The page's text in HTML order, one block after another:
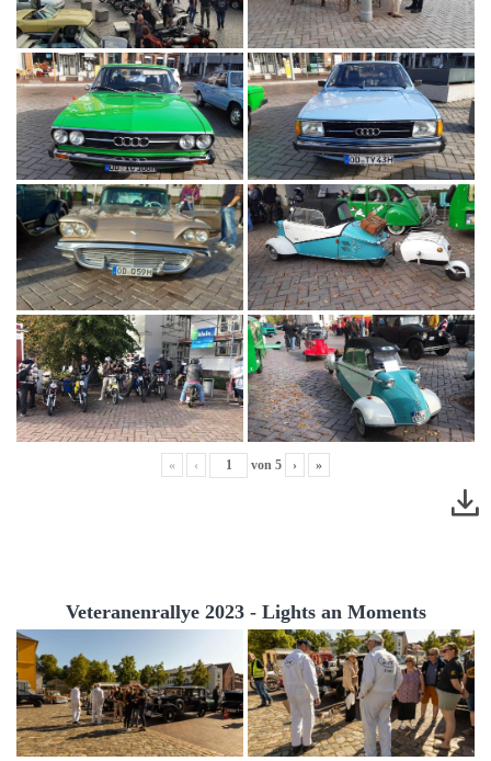
« ‹ von 5 › »
Veteranenrallye 2023 - Lights an Moments